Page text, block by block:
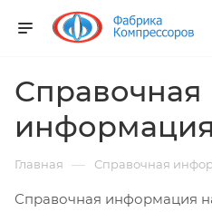
Справочная
информация
Главная — Справочная
Справочная информация